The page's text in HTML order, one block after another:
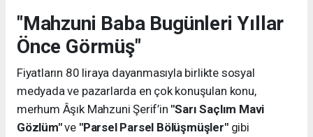
"Mahzuni Baba Bugünleri Yıllar
Önce Görmüş"
Fiyatların 80 liraya dayanmasıyla birlikte sosyal
medyada ve pazarlarda en çok konuşulan konu,
merhum Âşık Mahzuni Şerif’in "Sarı Saçlım Mavi
Gözlüm"ve "Parsel Parsel Bölüşmüşler"gibi